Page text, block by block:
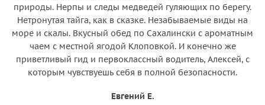
природы. Нерпы и следы медведей гуляющих по берегу.
Нетронутая тайга, как в сказке. Незабываемые виды на
море и скалы. Вкусный обед по Сахалински с ароматным
чаем с местной ягодой Клоповкой. И конечно же
приветливый гид и первоклассный водитель, Алексей, с
которым чувствуешь себя в полной безопасности.
Евгений Е.